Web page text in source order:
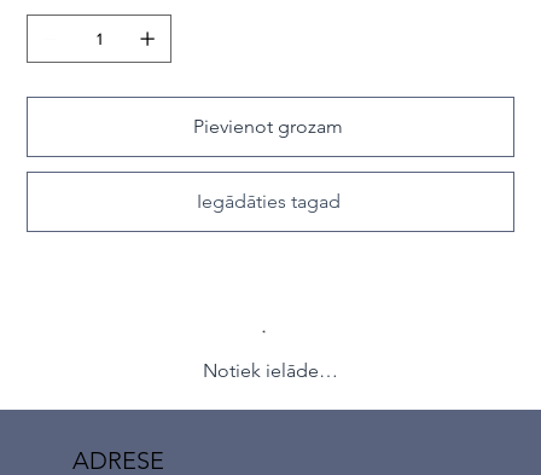
Pievienot grozam
Iegādāties tagad
Notiek ielāde…
ADRESE